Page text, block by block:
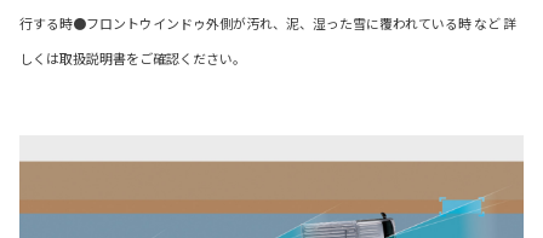
行する時●フロントウインドゥ外側が汚れ、泥、湿った雪に覆われている時 など 詳
しくは取扱説明書をご確認ください。